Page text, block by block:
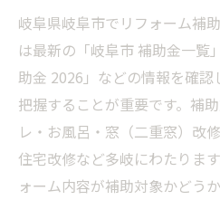
岐阜県岐阜市でリフォーム補
は最新の「岐阜市 補助金一覧
助金 2026」などの情報を確
把握することが重要です。補
レ・お風呂・窓（二重窓）改
住宅改修など多岐にわたりま
ォーム内容が補助対象かどう